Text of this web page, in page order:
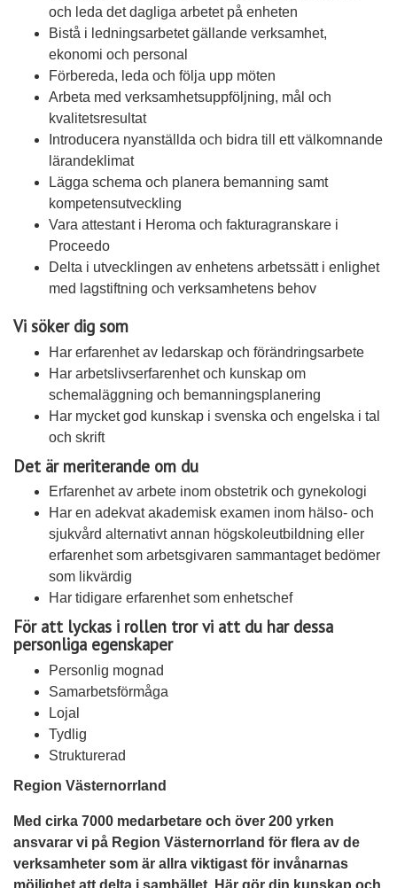
och leda det dagliga arbetet på enheten
Bistå i ledningsarbetet gällande verksamhet,
ekonomi och personal
Förbereda, leda och följa upp möten
Arbeta med verksamhetsuppföljning, mål och
kvalitetsresultat
Introducera nyanställda och bidra till ett välkomnande
lärandeklimat
Lägga schema och planera bemanning samt
kompetensutveckling
Vara attestant i Heroma och fakturagranskare i
Proceedo
Delta i utvecklingen av enhetens arbetssätt i enlighet
med lagstiftning och verksamhetens behov
Vi söker dig som
Har erfarenhet av ledarskap och förändringsarbete
Har arbetslivserfarenhet och kunskap om
schemaläggning och bemanningsplanering
Har mycket god kunskap i svenska och engelska i tal
och skrift
Det är meriterande om du
Erfarenhet av arbete inom obstetrik och gynekologi
Har en adekvat akademisk examen inom hälso- och
sjukvård alternativt annan högskoleutbildning eller
erfarenhet som arbetsgivaren sammantaget bedömer
som likvärdig
Har tidigare erfarenhet som enhetschef
För att lyckas i rollen tror vi att du har dessa
personliga egenskaper
Personlig mognad
Samarbetsförmåga
Lojal
Tydlig
Strukturerad
Region Västernorrland
Med cirka 7000 medarbetare och över 200 yrken
ansvarar vi på Region Västernorrland för flera av de
verksamheter som är allra viktigast för invånarnas
möjlighet att delta i samhället. Här gör din kunskap och